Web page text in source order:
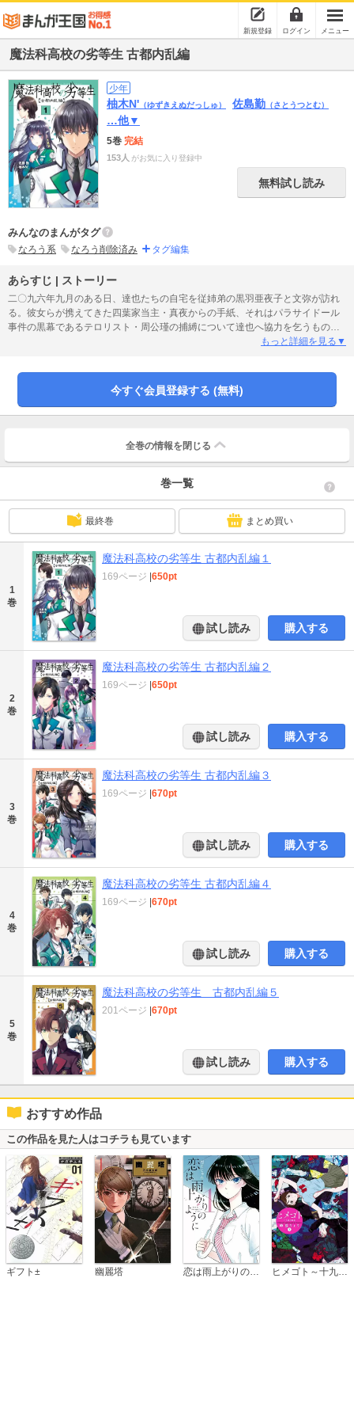
新規登録 ログイン メニュー
魔法科高校の劣等生 古都内乱編
少年
柚木N' （ゆずきえぬだっしゅ） 佐島勤 （さとうつとむ）
…他▼
5巻 完結
153人 がお気に入り登録中
無料試し読み
みんなのまんがタグ
なろう系 なろう削除済み タグ編集
あらすじ | ストーリー
二〇九六年九月のある日、達也たちの自宅を従姉弟の黒羽亜夜子と文弥が訪れ
る。彼女らが携えてきた四葉家当主・真夜からの手紙、それはパラサイドール
事件の黒幕であるテロリスト・周公瑾の捕縛について達也へ協力を乞うものだ
った。依頼を果たすため、達也は十師族の一つ・九島家の先代当主である九島
もっと詳細を見る▼
今すぐ会員登録する (無料)
全巻の情報を 閉じる
巻一覧
最終巻 まとめ買い
1
巻
魔法科高校の劣等生 古都内乱編１
169ページ |650pt
試し読み 購入する
2
巻
魔法科高校の劣等生 古都内乱編２
169ページ |650pt
試し読み 購入する
3
巻
魔法科高校の劣等生 古都内乱編３
169ページ |670pt
試し読み 購入する
4
巻
魔法科高校の劣等生 古都内乱編４
169ページ |670pt
試し読み 購入する
5
巻
魔法科高校の劣等生 古都内乱編５
201ページ |670pt
試し読み 購入する
おすすめ作品
この作品を見た人はコチラも見ています
ギフト± 幽麗塔 ヒメゴト～十九歳の制服～